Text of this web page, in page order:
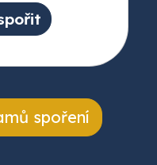
spoření